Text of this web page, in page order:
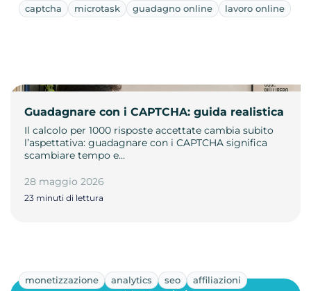
captcha microtask guadagno online lavoro online
Guadagnare con i CAPTCHA: guida realistica
Il calcolo per 1000 risposte accettate cambia subito
l’aspettativa: guadagnare con i CAPTCHA significa
scambiare tempo e…
28 maggio 2026
23 minuti di lettura
monetizzazione analytics seo affiliazioni